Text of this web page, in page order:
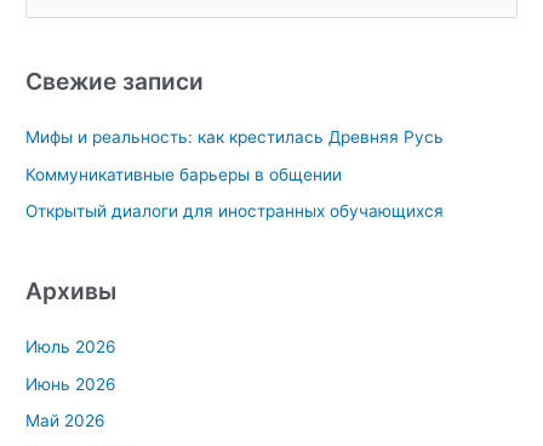
странно…
что
обратить
с
:
Свежие записи
Мифы и реальность: как крестилась Древняя Русь
Коммуникативные барьеры в общении
Открытый диалоги для иностранных обучающихся
Архивы
Июль 2026
Июнь 2026
Май 2026